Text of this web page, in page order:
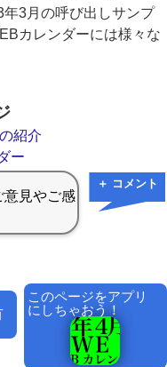
3月の呼び出しサンプ
カレンダーには様々な
紹介
ー
＋ コメント
このページをアプリ
にしちゃおう！